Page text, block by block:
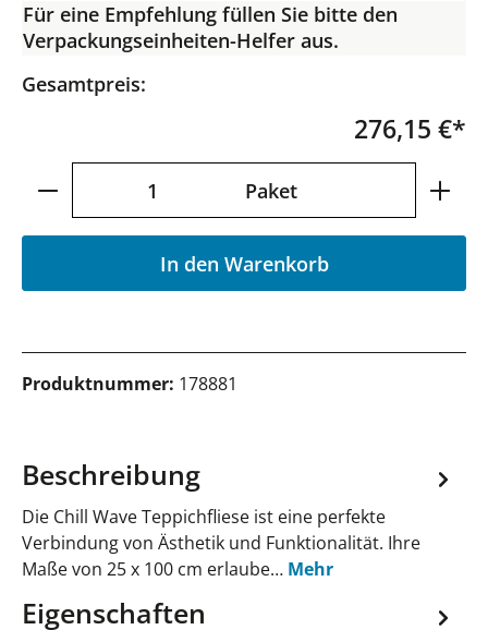
Für eine Empfehlung füllen Sie bitte den
Verpackungseinheiten-Helfer aus.
Gesamtpreis:
276,15 €*
Produkt Anzahl: Gib den gewünschten
Paket
In den Warenkorb
Produktnummer: 178881
Beschreibung
Die Chill Wave Teppichfliese ist eine perfekte
Verbindung von Ästhetik und Funktionalität. Ihre
Maße von 25 x 100 cm erlaube… Mehr
Eigenschaften